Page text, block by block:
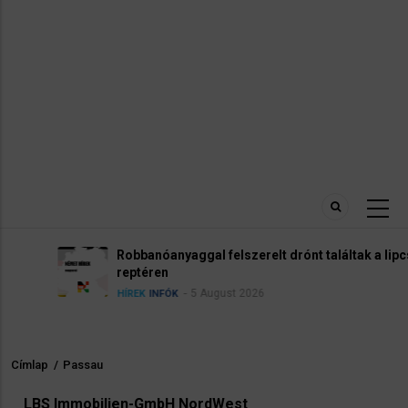
Robbanóanyaggal felszerelt drónt találtak a lipcsei
reptéren
HÍREK INFÓK 5 August 2026
Morzsa
Címlap / Passau
LBS Immobilien-GmbH NordWest